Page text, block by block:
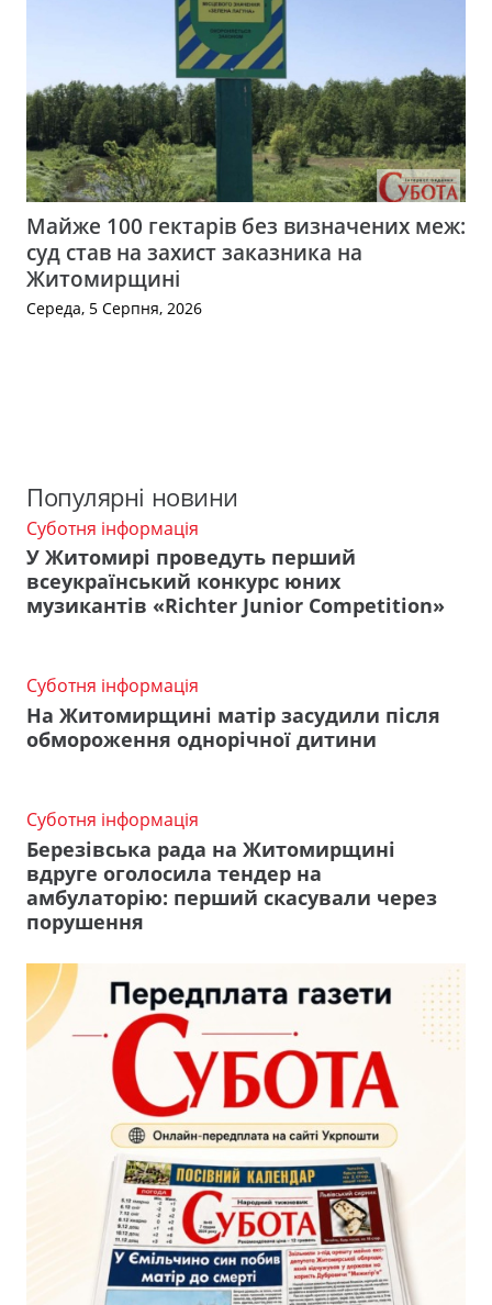
Майже 100 гектарів без визначених меж:
суд став на захист заказника на
Житомирщині
Середа, 5 Серпня, 2026
Популярні новини
Суботня інформація
У Житомирі проведуть перший
всеукраїнський конкурс юних
музикантів «Richter Junior Competition»
Суботня інформація
На Житомирщині матір засудили після
обмороження однорічної дитини
Суботня інформація
Березівська рада на Житомирщині
вдруге оголосила тендер на
амбулаторію: перший скасували через
порушення